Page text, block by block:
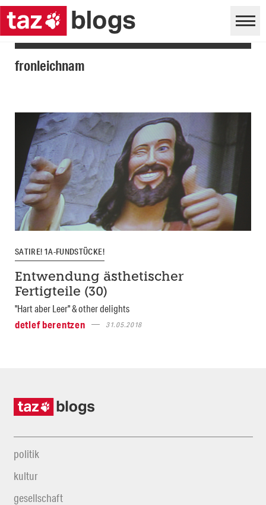
fronleichnam
SATIRE! 1A-FUNDSTÜCKE!
Entwendung ästhetischer
Fertigteile (30)
"Hart aber Leer" & other delights
detlef berentzen
31.05.2018
politik
kultur
gesellschaft